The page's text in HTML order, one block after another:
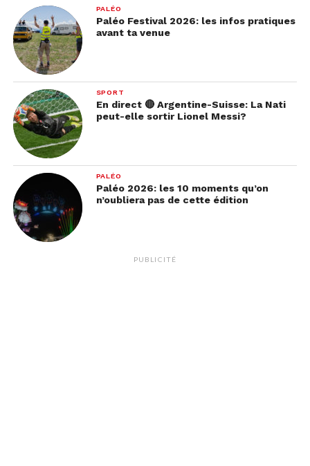
PALÉO
Paléo Festival 2026: les infos pratiques
avant ta venue
SPORT
En direct 🔴 Argentine-Suisse: La Nati
peut-elle sortir Lionel Messi?
PALÉO
Paléo 2026: les 10 moments qu’on
n’oubliera pas de cette édition
PUBLICITÉ